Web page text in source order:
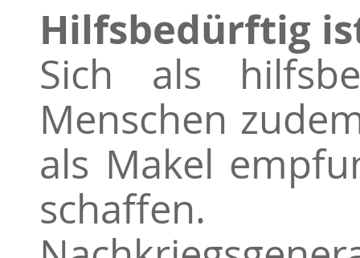
Hilfsbedürftig
Sich als
Menschen
als Makel